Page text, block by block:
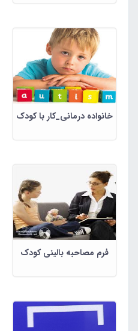
خانواده درمانی_کار با کودک
فرم مصاحبه بالینی کودک